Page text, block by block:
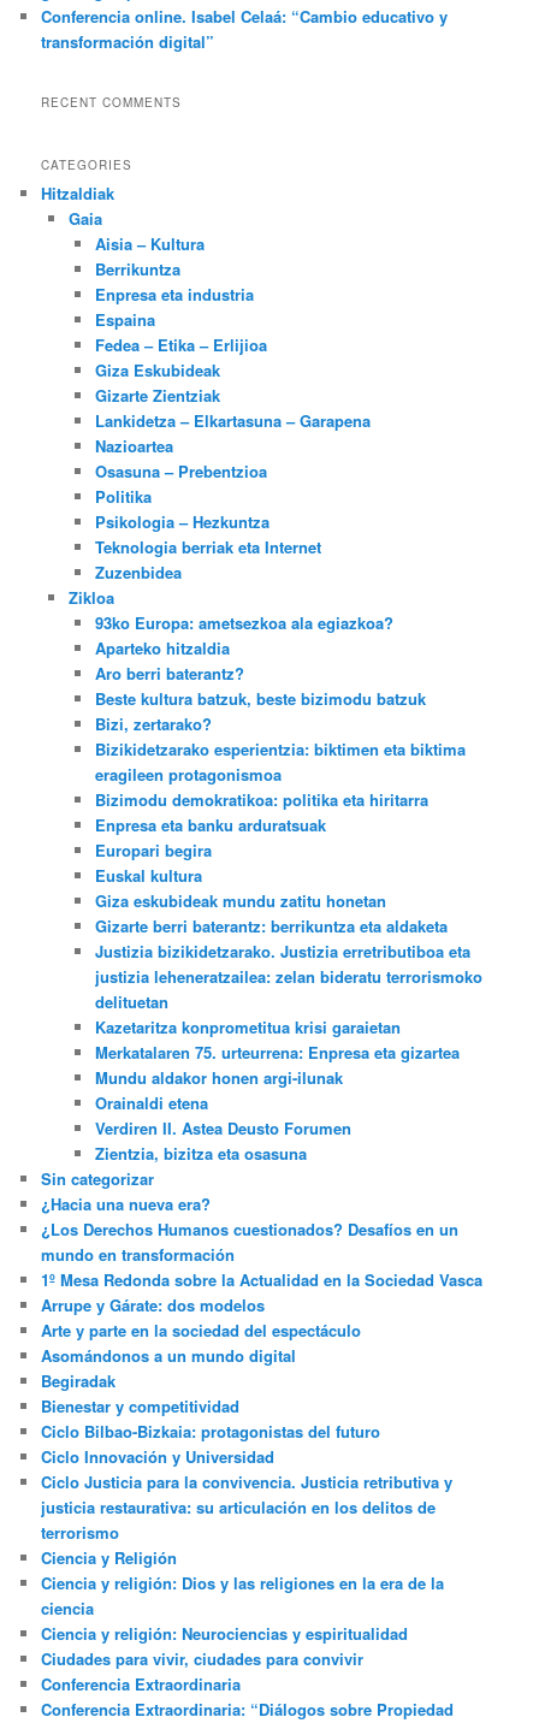
Conferencia online. Isabel Celaá: “Cambio educativo y
transformación digital”
RECENT COMMENTS
CATEGORIES
Hitzaldiak
Gaia
Aisia – Kultura
Berrikuntza
Enpresa eta industria
Espaina
Fedea – Etika – Erlijioa
Giza Eskubideak
Gizarte Zientziak
Lankidetza – Elkartasuna – Garapena
Nazioartea
Osasuna – Prebentzioa
Politika
Psikologia – Hezkuntza
Teknologia berriak eta Internet
Zuzenbidea
Zikloa
93ko Europa: ametsezkoa ala egiazkoa?
Aparteko hitzaldia
Aro berri baterantz?
Beste kultura batzuk, beste bizimodu batzuk
Bizi, zertarako?
Bizikidetzarako esperientzia: biktimen eta biktima
eragileen protagonismoa
Bizimodu demokratikoa: politika eta hiritarra
Enpresa eta banku arduratsuak
Europari begira
Euskal kultura
Giza eskubideak mundu zatitu honetan
Gizarte berri baterantz: berrikuntza eta aldaketa
Justizia bizikidetzarako. Justizia erretributiboa eta
justizia leheneratzailea: zelan bideratu terrorismoko
delituetan
Kazetaritza konprometitua krisi garaietan
Merkatalaren 75. urteurrena: Enpresa eta gizartea
Mundu aldakor honen argi-ilunak
Orainaldi etena
Verdiren II. Astea Deusto Forumen
Zientzia, bizitza eta osasuna
Sin categorizar
¿Hacia una nueva era?
¿Los Derechos Humanos cuestionados? Desafíos en un
mundo en transformación
1º Mesa Redonda sobre la Actualidad en la Sociedad Vasca
Arrupe y Gárate: dos modelos
Arte y parte en la sociedad del espectáculo
Asomándonos a un mundo digital
Begiradak
Bienestar y competitividad
Ciclo Bilbao-Bizkaia: protagonistas del futuro
Ciclo Innovación y Universidad
Ciclo Justicia para la convivencia. Justicia retributiva y
justicia restaurativa: su articulación en los delitos de
terrorismo
Ciencia y Religión
Ciencia y religión: Dios y las religiones en la era de la
ciencia
Ciencia y religión: Neurociencias y espiritualidad
Ciudades para vivir, ciudades para convivir
Conferencia Extraordinaria
Conferencia Extraordinaria: “Diálogos sobre Propiedad